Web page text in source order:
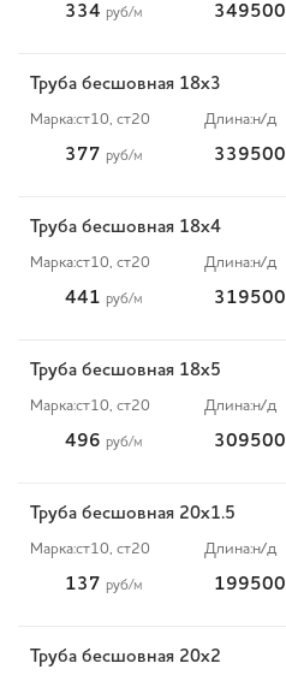
334 руб/м 349500
Труба бесшовная 18х3
Марка:ст10, ст20 Длина:н/д
377 руб/м 339500
Труба бесшовная 18х4
Марка:ст10, ст20 Длина:н/д
441 руб/м 319500
Труба бесшовная 18х5
Марка:ст10, ст20 Длина:н/д
496 руб/м 309500
Труба бесшовная 20х1.5
Марка:ст10, ст20 Длина:н/д
137 руб/м 199500
Труба бесшовная 20х2